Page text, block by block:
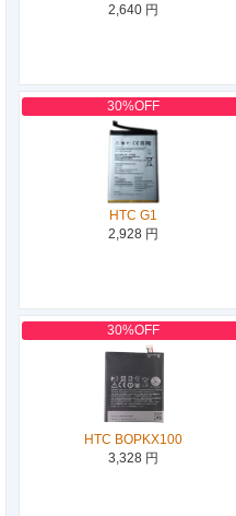
2,640 円
30%OFF
HTC G1
2,928 円
30%OFF
HTC BOPKX100
3,328 円